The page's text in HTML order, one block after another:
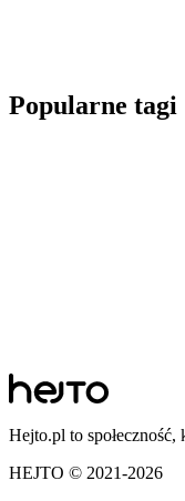
Popularne tagi
Hejto.pl to
HEJTO © 2021-2026